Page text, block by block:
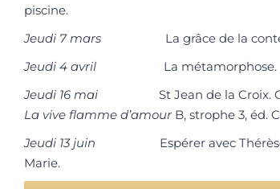
piscine.
Jeudi 7 mars La grâce de la
Jeudi 4 avril La métamorphose.
Jeudi 16 mai St Jean de la Croix.
La vive flamme d’amourB, strophe 3, éd.
Jeudi 13 juin Espérer avec Thérèse
Marie.